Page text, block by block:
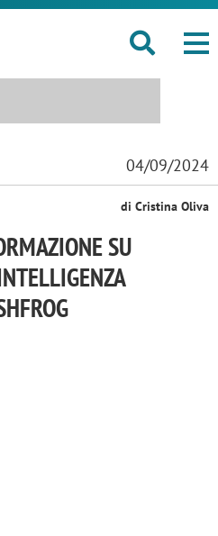
04/09/2024
di Cristina Oliva
SU